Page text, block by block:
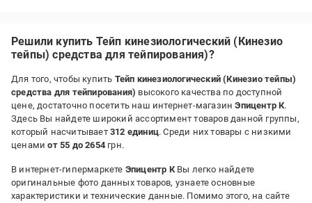
Решили купить Тейп кинезиологический (Кинезио
тейпы) средства для тейпирования)?
Для того, чтобы купить Тейп кинезиологический (Кинезио тейпы)
средства для тейпирования) высокого качества по доступной
цене, достаточно посетить наш интернет-магазинЭпицентр К.
Здесь Вы найдете широкий ассортимент товаров данной группы,
который насчитывает 312 единиц. Среди них товары с низкими
ценамиот 55 до 2654 грн.
В интернет-гипермаркете Эпицентр КВы легко найдете
оригинальные фото данных товаров, узнаете основные
характеристики и технические данные. Помимо этого, на сайте